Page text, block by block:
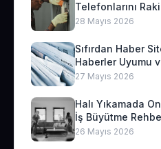
Telefonlarını
28 Mayıs 2026
Sıfırdan Haber
Haberler Uyumu
27 Mayıs 2026
Halı Yıkamada
İş Büyütme
26 Mayıs 2026